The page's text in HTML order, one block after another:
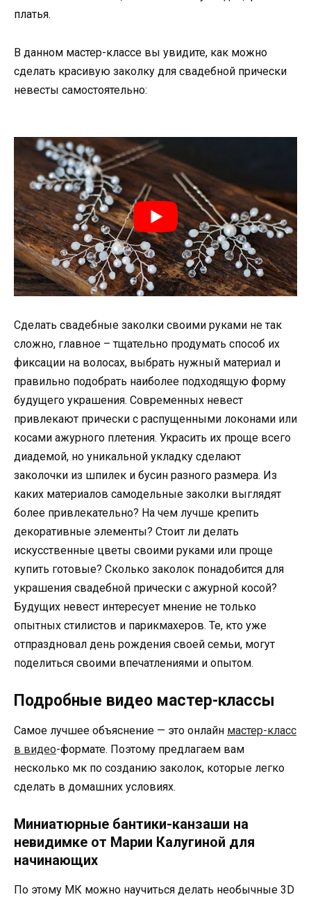
платья.
В данном мастер-классе вы увидите, как можно
сделать красивую заколку для свадебной прически
невесты самостоятельно:
Сделать свадебные заколки своими руками не так
сложно, главное – тщательно продумать способ их
фиксации на волосах, выбрать нужный материал и
правильно подобрать наиболее подходящую форму
будущего украшения. Современных невест
привлекают прически с распущенными локонами или
косами ажурного плетения. Украсить их проще всего
диадемой, но уникальной укладку сделают
заколочки из шпилек и бусин разного размера. Из
каких материалов самодельные заколки выглядят
более привлекательно? На чем лучше крепить
декоративные элементы? Стоит ли делать
искусственные цветы своими руками или проще
купить готовые? Сколько заколок понадобится для
украшения свадебной прически с ажурной косой?
Будущих невест интересует мнение не только
опытных стилистов и парикмахеров. Те, кто уже
отпраздновал день рождения своей семьи, могут
поделиться своими впечатлениями и опытом.
Подробные видео мастер-классы
Самое лучшее объяснение — это онлайн мастер-класс
в видео-формате. Поэтому предлагаем вам
несколько мк по созданию заколок, которые легко
сделать в домашних условиях.
Миниатюрные бантики-канзаши на
невидимке от Марии Калугиной для
начинающих
По этому МК можно научиться делать необычные 3D